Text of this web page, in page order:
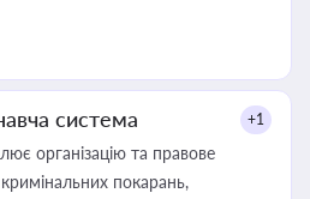
система +1
організацію та правове
покарань,